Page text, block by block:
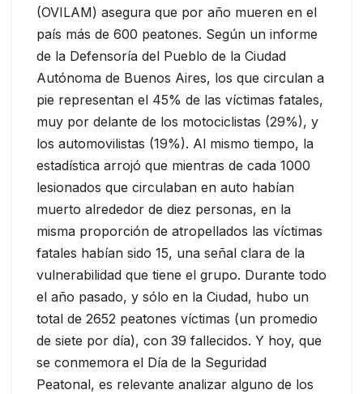
(OVILAM) asegura que por año mueren en el
país más de 600 peatones. Según un informe
de la Defensoría del Pueblo de la Ciudad
Autónoma de Buenos Aires, los que circulan a
pie representan el 45% de las víctimas fatales,
muy por delante de los motociclistas (29%), y
los automovilistas (19%). Al mismo tiempo, la
estadística arrojó que mientras de cada 1000
lesionados que circulaban en auto habían
muerto alrededor de diez personas, en la
misma proporción de atropellados las víctimas
fatales habían sido 15, una señal clara de la
vulnerabilidad que tiene el grupo. Durante todo
el año pasado, y sólo en la Ciudad, hubo un
total de 2652 peatones víctimas (un promedio
de siete por día), con 39 fallecidos. Y hoy, que
se conmemora el Día de la Seguridad
Peatonal, es relevante analizar alguno de los